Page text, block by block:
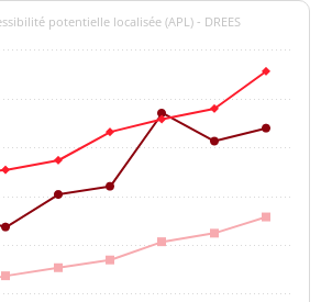
potentielle localisée (APL) - DREES